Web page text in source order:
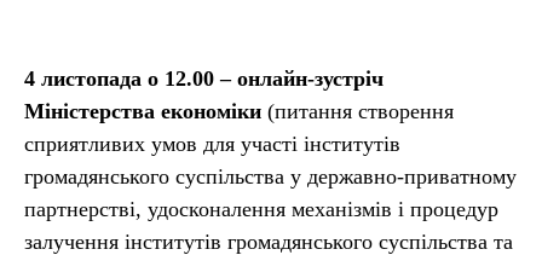
4 листопада о 12.00 – онлайн-зустріч
Міністерства економіки (питання створення
сприятливих умов для участі інститутів
громадянського суспільства у державно-приватному
партнерстві, удосконалення механізмів і процедур
залучення інститутів громадянського суспільства та